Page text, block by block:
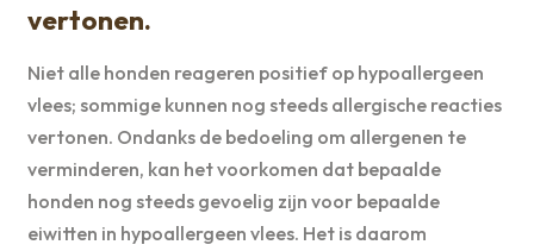
vertonen.
Niet alle honden reageren positief op hypoallergeen
vlees; sommige kunnen nog steeds allergische reacties
vertonen. Ondanks de bedoeling om allergenen te
verminderen, kan het voorkomen dat bepaalde
honden nog steeds gevoelig zijn voor bepaalde
eiwitten in hypoallergeen vlees. Het is daarom